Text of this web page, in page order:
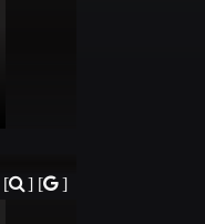
[ ] [ ]